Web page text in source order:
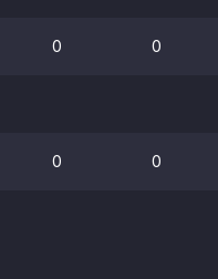
0 0
0 0